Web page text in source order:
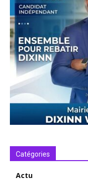
Catégories
Actu